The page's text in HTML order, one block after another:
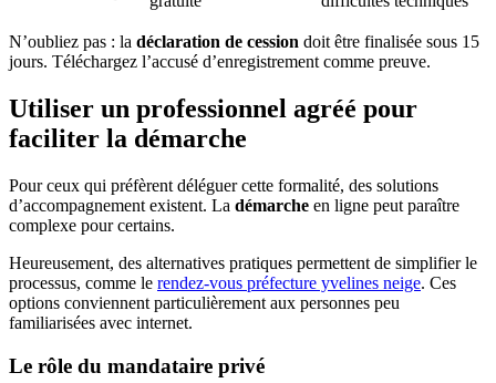
N’oubliez pas : la déclaration de cession doit être finalisée sous 15
jours. Téléchargez l’accusé d’enregistrement comme preuve.
Utiliser un professionnel agréé pour
faciliter la démarche
Pour ceux qui préfèrent déléguer cette formalité, des solutions
d’accompagnement existent. La démarche en ligne peut paraître
complexe pour certains.
Heureusement, des alternatives pratiques permettent de simplifier le
processus, comme le rendez-vous préfecture yvelines neige. Ces
options conviennent particulièrement aux personnes peu
familiarisées avec internet.
Le rôle du mandataire privé